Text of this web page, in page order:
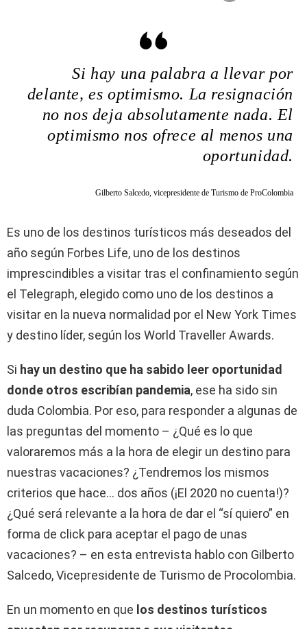
Si hay una palabra a llevar por
delante, es optimismo. La resignación
no nos deja absolutamente nada. El
optimismo nos ofrece al menos una
oportunidad.
Gilberto Salcedo, vicepresidente de Turismo de ProColombia
Es uno de los destinos turísticos más deseados del
año según Forbes Life, uno de los destinos
imprescindibles a visitar tras el confinamiento según
el Telegraph, elegido como uno de los destinos a
visitar en la nueva normalidad por el New York Times
y destino líder, según los World Traveller Awards.
Si hay un destino que ha sabido leer oportunidad
donde otros escribían pandemia, ese ha sido sin
duda Colombia. Por eso, para responder a algunas de
las preguntas del momento – ¿Qué es lo que
valoraremos más a la hora de elegir un destino para
nuestras vacaciones? ¿Tendremos los mismos
criterios que hace… dos años (¡El 2020 no cuenta!)?
¿Qué será relevante a la hora de dar el “sí quiero” en
forma de click para aceptar el pago de unas
vacaciones? – en esta entrevista hablo con Gilberto
Salcedo, Vicepresidente de Turismo de Procolombia.
En un momento en que los destinos turísticos